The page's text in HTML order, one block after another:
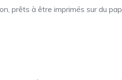
prêts à être imprimés sur du